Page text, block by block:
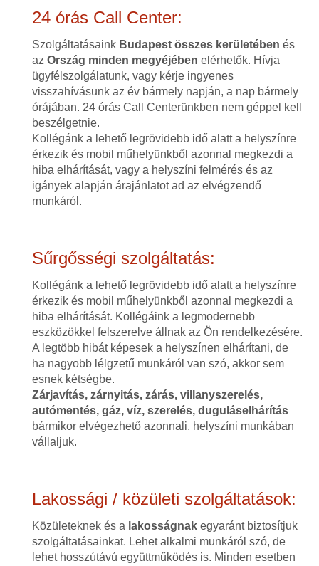
24 órás Call Center:
Szolgáltatásaink Budapest összes kerületében és
az Ország minden megyéjében elérhetők. Hívja
ügyfélszolgálatunk, vagy kérje ingyenes
visszahívásunk az év bármely napján, a nap bármely
órájában. 24 órás Call Centerünkben nem géppel kell
beszélgetnie.
Kollégánk a lehető legrövidebb idő alatt a helyszínre
érkezik és mobil műhelyünkből azonnal megkezdi a
hiba elhárítását, vagy a helyszíni felmérés és az
igányek alapján árajánlatot ad az elvégzendő
munkáról.
Sűrgősségi szolgáltatás:
Kollégánk a lehető legrövidebb idő alatt a helyszínre
érkezik és mobil műhelyünkből azonnal megkezdi a
hiba elhárítását. Kollégáink a legmodernebb
eszközökkel felszerelve állnak az Ön rendelkezésére.
A legtöbb hibát képesek a helyszínen elhárítani, de
ha nagyobb lélgzetű munkáról van szó, akkor sem
esnek kétségbe.
Zárjavítás, zárnyitás, zárás, villanyszerelés,
autómentés, gáz, víz, szerelés, duguláselhárítás
bármikor elvégezhető azonnali, helyszíni munkában
vállaljuk.
Lakossági / közületi szolgáltatások:
Közületeknek és a lakosságnakegyaránt biztosítjuk
szolgáltatásainkat. Lehet alkalmi munkáról szó, de
lehet hosszútávú együttműködés is. Minden esetben